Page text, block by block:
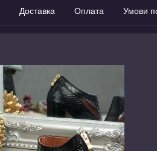
Доставка Оплата Умови